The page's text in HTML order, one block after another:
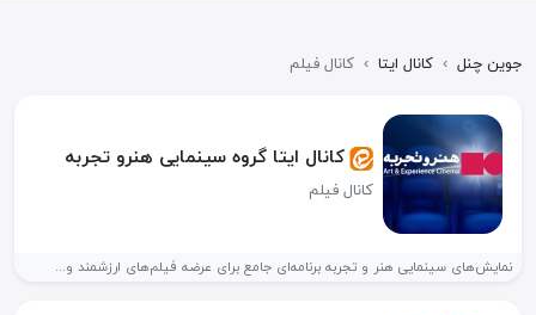
جوین چنل › کانال ایتا › کانال فیلم
کانال ایتا گروه سینمایی هنرو تجربه
کانال فیلم
نمایش‌های سینمایی هنر و تجربه برنامه‌ای جامع برای عرضه فیلم‌های ارزشمند و...